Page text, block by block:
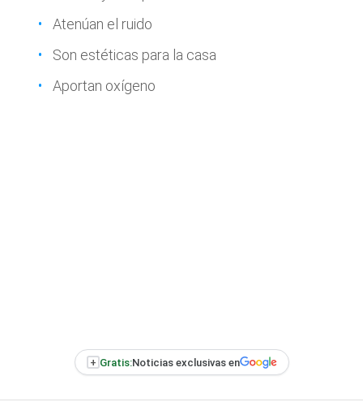
Atenúan el ruido
Son estéticas para la casa
Aportan oxígeno
+ Gratis:Noticias exclusivas en